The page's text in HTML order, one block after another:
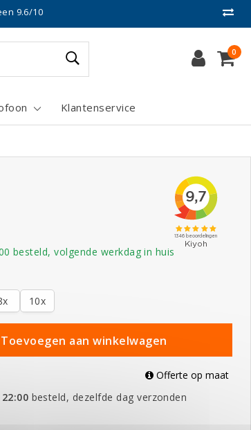
9.6/10
0
Klantenservice
besteld, volgende werkdag in huis
10x
Toevoegen aan winkelwagen
Offerte op maat
besteld, dezelfde dag verzonden